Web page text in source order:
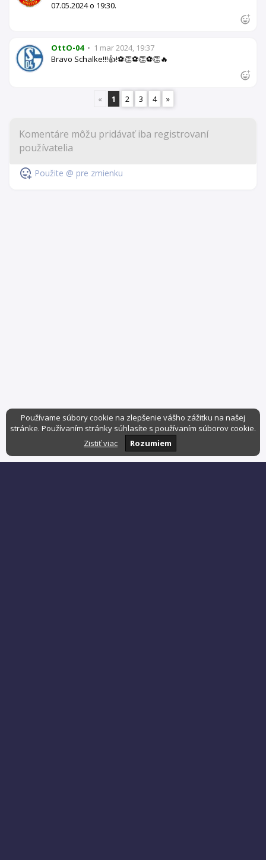
07.05.2024 o 19:30.
OttO-04 • 1 mar 2024, 19:37
Bravo Schalke!!!👍!⚽👏⚽👏⚽👏🔥
« 1 2 3 4 »
Použite @ pre zmienku
Používame súbory cookie na zlepšenie vášho zážitku na našej
stránke. Používaním stránky súhlasíte s používaním súborov cookie.
Zistiť viac
Rozumiem